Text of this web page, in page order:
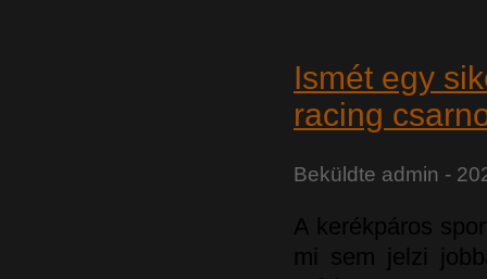
Ismét egy
racing
Beküldte admin -
A kerékpáros
mi sem jelzi